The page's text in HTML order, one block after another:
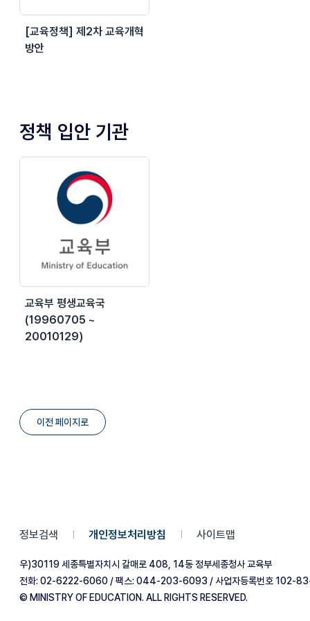
[교육정책] 제2차 교육개혁
방안
정책 입안 기관
교육부 평생교육국
(19960705 ~
20010129)
이전 페이지로
정보검색 개인정보처리방침 사이트맵
우)30119 세종특별자치시 갈매로 408, 14동 정부세종청사 교육부
전화: 02-6222-6060 / 팩스: 044-203-6093 / 사업자등록번호 102-
© MINISTRY OF EDUCATION. ALL RIGHTS RESERVED.